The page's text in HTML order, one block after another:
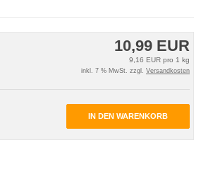
10,99 EUR
9,16 EUR pro 1 kg
inkl. 7 % MwSt. zzgl. Versandkosten
IN DEN WARENKORB